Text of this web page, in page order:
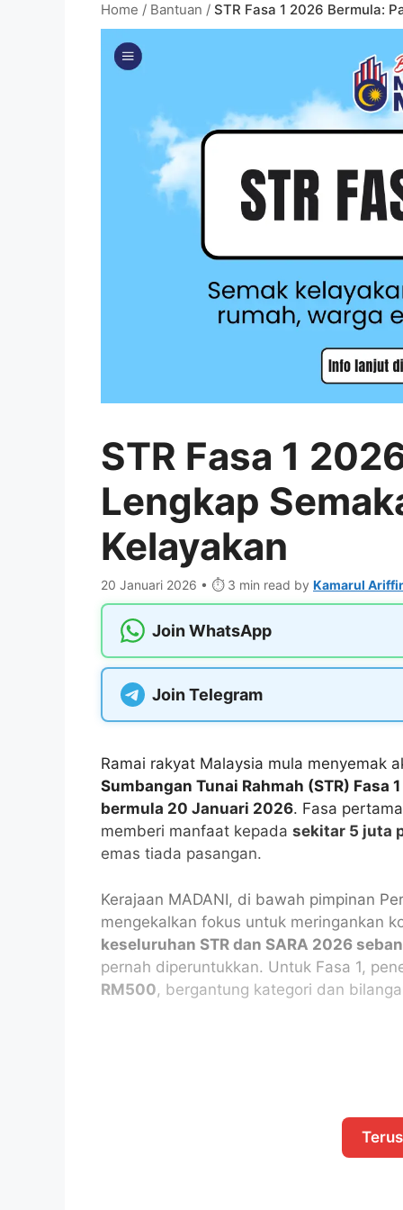
Home / Bantuan / STR Fasa 1 2026 Bermula:
STR Fasa 1
Lengkap
Kelayakan
20 Januari 2026 • ⏱️ 3 min read by Kamarul
Join WhatsApp
Join Telegram
Ramai rakyat Malaysia mula menyemak
Sumbangan Tunai Rahmah (STR) Fasa
bermula 20 Januari 2026. Fasa
memberi manfaat kepada sekitar 5 juta
emas tiada pasangan.
Kerajaan MADANI, di bawah pimpinan
mengekalkan fokus untuk meringankan
keseluruhan STR dan SARA 2026
pernah diperuntukkan. Untuk Fasa 1,
RM500, bergantung kategori dan